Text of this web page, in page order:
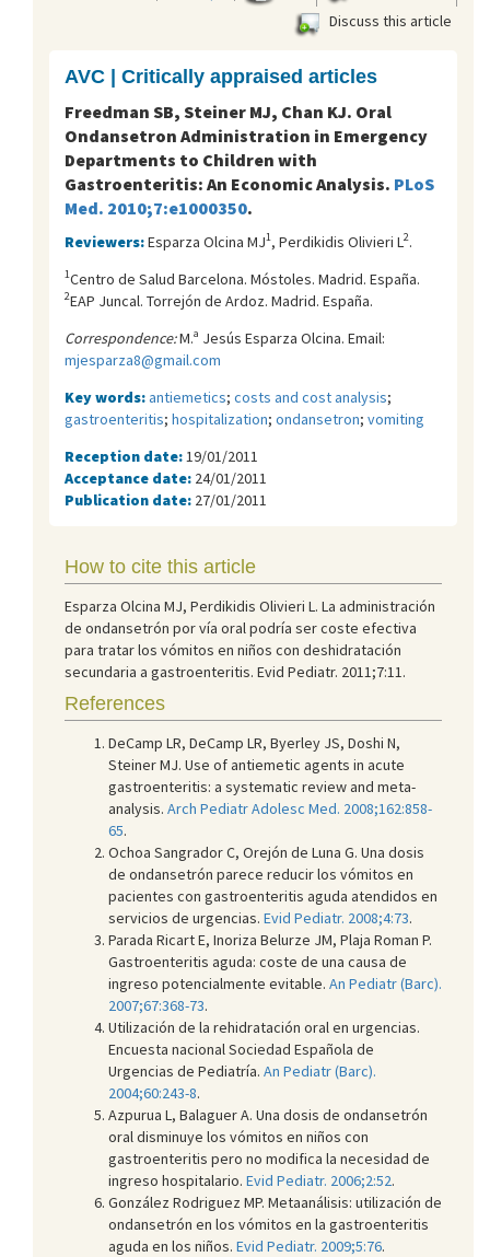
Discuss this article
AVC | Critically appraised articles
Freedman SB, Steiner MJ, Chan KJ. Oral
Ondansetron Administration in Emergency
Departments to Children with
Gastroenteritis: An Economic Analysis. PLoS
Med. 2010;7:e1000350.
Reviewers:Esparza Olcina MJ1, Perdikidis Olivieri L 2.
1Centro de Salud Barcelona. Móstoles. Madrid. España.
2EAP Juncal. Torrejón de Ardoz. Madrid. España.
Correspondence:M.ª Jesús Esparza Olcina. Email:
mjesparza8@gmail.com
Key words:antiemetics; costs and cost analysis;
gastroenteritis; hospitalization; ondansetron; vomiting
Reception date: 19/01/2011
Acceptance date: 24/01/2011
Publication date: 27/01/2011
How to cite this article
Esparza Olcina MJ, Perdikidis Olivieri L. La administración
de ondansetrón por vía oral podría ser coste efectiva
para tratar los vómitos en niños con deshidratación
secundaria a gastroenteritis. Evid Pediatr. 2011;7:11.
References
DeCamp LR, DeCamp LR, Byerley JS, Doshi N,
Steiner MJ. Use of antiemetic agents in acute
gastroenteritis: a systematic review and meta-
analysis. Arch Pediatr Adolesc Med. 2008;162:858-
65.
Ochoa Sangrador C, Orejón de Luna G. Una dosis
de ondansetrón parece reducir los vómitos en
pacientes con gastroenteritis aguda atendidos en
servicios de urgencias. Evid Pediatr. 2008;4:73.
Parada Ricart E, Inoriza Belurze JM, Plaja Roman P.
Gastroenteritis aguda: coste de una causa de
ingreso potencialmente evitable. An Pediatr (Barc).
2007;67:368-73.
Utilización de la rehidratación oral en urgencias.
Encuesta nacional Sociedad Española de
Urgencias de Pediatría. An Pediatr (Barc).
2004;60:243-8.
Azpurua L, Balaguer A. Una dosis de ondansetrón
oral disminuye los vómitos en niños con
gastroenteritis pero no modifica la necesidad de
ingreso hospitalario. Evid Pediatr. 2006;2:52.
González Rodriguez MP. Metaanálisis: utilización de
ondansetrón en los vómitos en la gastroenteritis
aguda en los niños. Evid Pediatr. 2009;5:76.